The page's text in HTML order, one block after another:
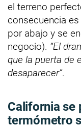
el terreno
consecuencia
por abajo y se
negocio). “El
que la puerta de
desaparecer”.
California se
termómetro